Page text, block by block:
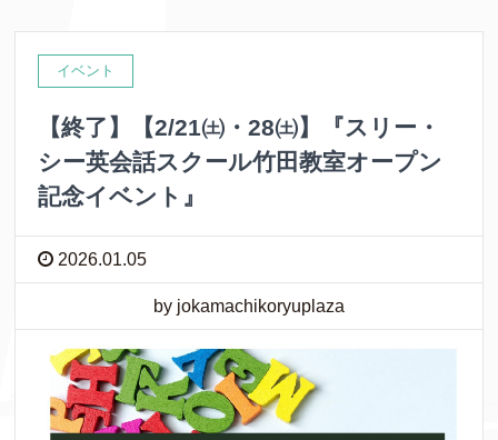
イベント
【終了】【2/21㈯・28㈯】『スリー・
シー英会話スクール竹田教室オープン
記念イベント』
2026.01.05
by jokamachikoryuplaza